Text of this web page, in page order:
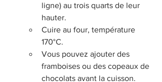
ligne) au trois quarts de leur
hauter.
Cuire au four, température
170°C.
Vous pouvez ajouter des
framboises ou des copeaux de
chocolats avant la cuisson.